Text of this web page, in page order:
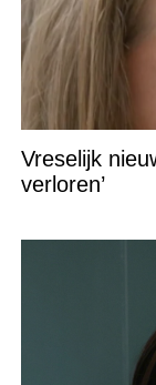
Vreselijk
verloren’